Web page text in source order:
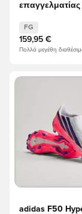
FG
159,95 €
Πολλά μεγέθη
Ανοίγει ένα
adidas F50